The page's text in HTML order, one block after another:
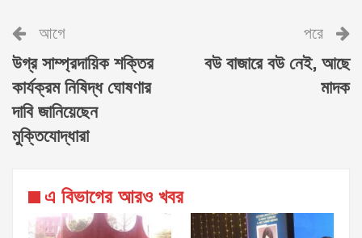
আগে
উগ্র সাম্প্রদায়িক শক্তির
কার্যক্রম নিষিদ্ধ ঘোষণার
দাবি জানিয়েছেন
মুক্তিযোদ্ধারা
পরে
বউ বাজারে বউ নেই, আছে
মাদক
এ বিভাগের আরও খবর